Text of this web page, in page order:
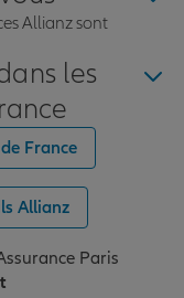
Allianz sont
les
France
Allianz
Paris